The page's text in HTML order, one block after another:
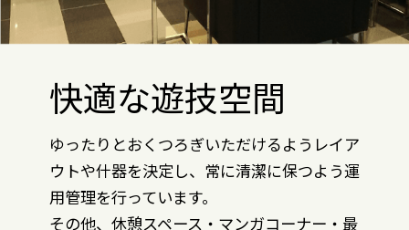
快適な遊技空間
ゆったりとおくつろぎいただけるようレイア
ウトや什器を決定し、常に清潔に保つよう運
用管理を行っています。
その他、休憩スペース・マンガコーナー・最